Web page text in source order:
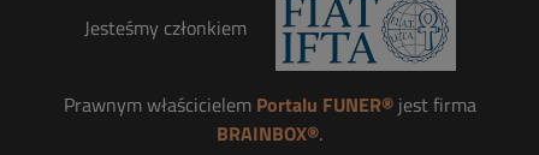
Jesteśmy członkiem
Prawnym właścicielem Portalu FUNER®jest firma
BRAINBOX®.